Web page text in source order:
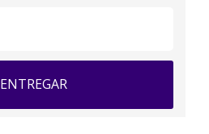
ENTREGAR